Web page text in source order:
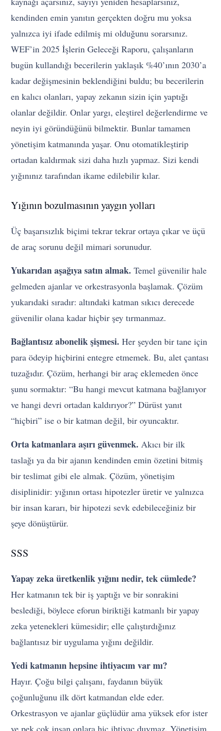
kendinden emin yanıtın gerçekten doğru mu yoksa
yalnızca iyi ifade edilmiş mi olduğunu sorarsınız.
WEF’in 2025 İşlerin Geleceği Raporu, çalışanların
bugün kullandığı becerilerin yaklaşık %40’ının 2030’a
kadar değişmesinin beklendiğini buldu; bu becerilerin
en kalıcı olanları, yapay zekanın sizin için yaptığı
olanlar değildir. Onlar yargı, eleştirel değerlendirme ve
neyin iyi göründüğünü bilmektir. Bunlar tamamen
yönetişim katmanında yaşar. Onu otomatikleştirip
ortadan kaldırmak sizi daha hızlı yapmaz. Sizi kendi
yığınınız tarafından ikame edilebilir kılar.
Yığının bozulmasının yaygın yolları
Üç başarısızlık biçimi tekrar tekrar ortaya çıkar ve üçü
de araç sorunu değil mimari sorunudur.
Yukarıdan aşağıya satın almak. Temel güvenilir hale
gelmeden ajanlar ve orkestrasyonla başlamak. Çözüm
yukarıdaki sıradır: altındaki katman sıkıcı derecede
güvenilir olana kadar hiçbir şey tırmanmaz.
Bağlantısız abonelik şişmesi. Her şeyden bir tane için
para ödeyip hiçbirini entegre etmemek. Bu, alet çantası
tuzağıdır. Çözüm, herhangi bir araç eklemeden önce
şunu sormaktır: “Bu hangi mevcut katmana bağlanıyor
ve hangi devri ortadan kaldırıyor?” Dürüst yanıt
“hiçbiri” ise o bir katman değil, bir oyuncaktır.
Orta katmanlara aşırı güvenmek. Akıcı bir ilk
taslağı ya da bir ajanın kendinden emin özetini bitmiş
bir teslimat gibi ele almak. Çözüm, yönetişim
disiplinidir: yığının ortası hipotezler üretir ve yalnızca
bir insan kararı, bir hipotezi sevk edebileceğiniz bir
şeye dönüştürür.
SSS
Yapay zeka üretkenlik yığını nedir, tek cümlede?
Her katmanın tek bir iş yaptığı ve bir sonrakini
beslediği, böylece eforun biriktiği katmanlı bir yapay
zeka yetenekleri kümesidir; elle çalıştırdığınız
bağlantısız bir uygulama yığını değildir.
Yedi katmanın hepsine ihtiyacım var mı?
Hayır. Çoğu bilgi çalışanı, faydanın büyük
çoğunluğunu ilk dört katmandan elde eder.
Orkestrasyon ve ajanlar güçlüdür ama yüksek efor ister